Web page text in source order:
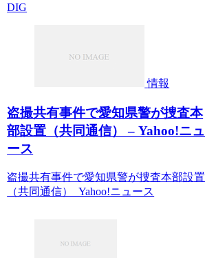
DIG
情報
盗撮共有事件で愛知県警が捜査本
部設置（共同通信） – Yahoo!ニュ
ース
盗撮共有事件で愛知県警が捜査本部設置
（共同通信） Yahoo!ニュース